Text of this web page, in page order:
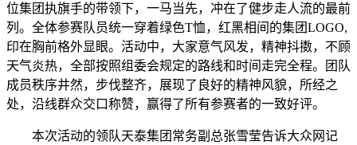
位集团执旗手的带领下，一马当先，冲在了健步走人流的最前
列。全体参赛队员统一穿着绿色T恤，红黑相间的集团LOGO,
印在胸前格外显眼。活动中，大家意气风发，精神抖擞，不顾
天气炎热，全部按照组委会规定的路线和时间走完全程。团队
成员秩序井然，步伐整齐，展现了良好的精神风貌，所经之
处，沿线群众交口称赞，赢得了所有参赛者的一致好评。
本次活动的领队天泰集团常务副总张雪莹告诉大众网记